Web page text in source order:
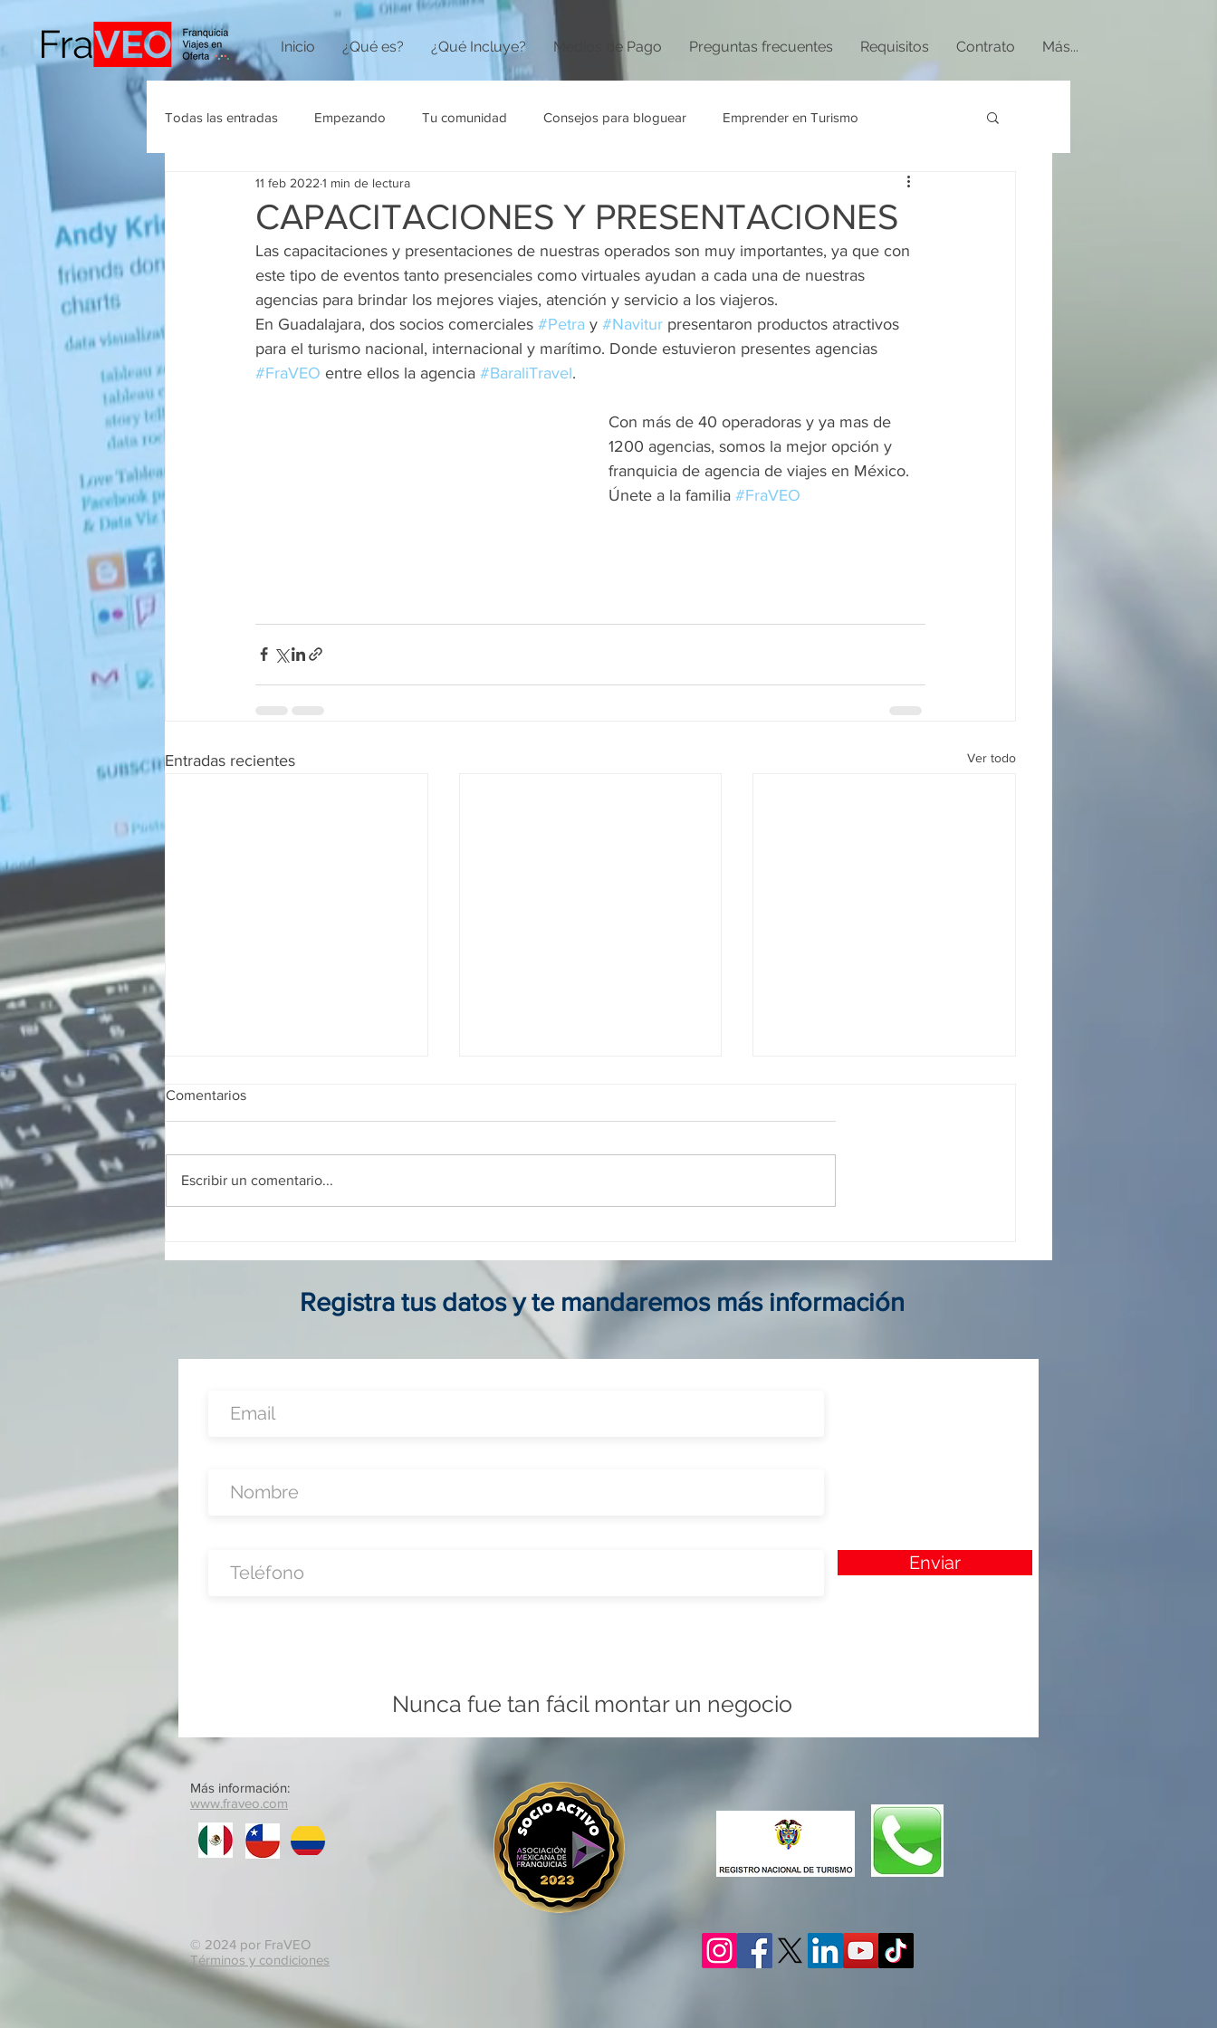
Inicio ¿Qué es? ¿Qué Incluye? Medios de Pago Preguntas frecuentes Requisitos Contrato Más...
Todas las entradas Empezando Tu comunidad Consejos para bloguear Emprender en Turismo
Agencias de Viajes
CAPACITACIONES Y PRESENTACIONES
11 feb 2022 1 min de lectura
Las capacitaciones y presentaciones de nuestras operados son muy importantes, ya que con
este tipo de eventos tanto presenciales como virtuales ayudan a cada una de nuestras
agencias para brindar los mejores viajes, atención y servicio a los viajeros.
En Guadalajara, dos socios comerciales #Petra y #Navitur presentaron productos atractivos
para el turismo nacional, internacional y marítimo. Donde estuvieron presentes agencias
#FraVEO entre ellos la agencia #BaraliTravel.
Con más de 40 operadoras y ya mas de
1200 agencias, somos la mejor opción y
franquicia de agencia de viajes en México.
Únete a la familia #FraVEO
Entradas recientes Ver todo
y al mejor precio
Comentarios
Escribir un comentario...
Registra tus datos y te mandaremos más información
Enviar
Nunca fue tan fácil montar un negocio
Más información:
www.fraveo.com
© 2024 por FraVEO
Términos y condiciones